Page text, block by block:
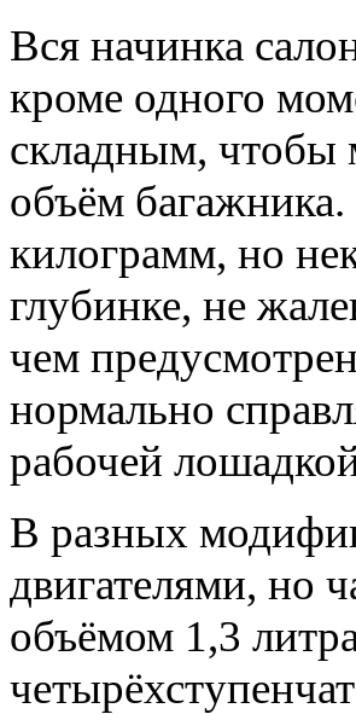
Вся начинка
кроме одного
складным, чтобы
объём
килограмм, но
глубинке, не
чем
нормально
рабочей
В разных
двигателями, но
объёмом 1,3